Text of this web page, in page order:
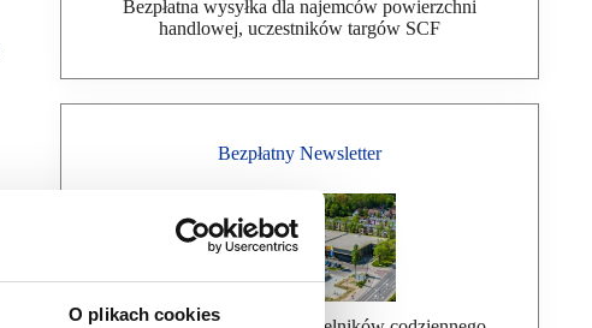
O plikach cookies
Bezpłatna wysyłka dla najemców powierzchni
handlowej, uczestników targów SCF
Bezpłatny Newsletter